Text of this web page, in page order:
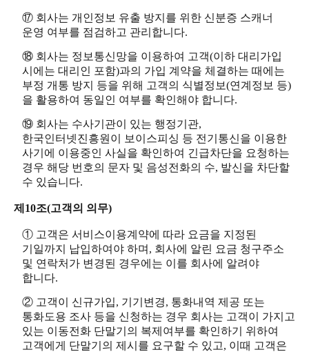
⑰ 회사는 개인정보 유출 방지를 위한 신분증 스캐너
운영 여부를 점검하고 관리합니다.
⑱ 회사는 정보통신망을 이용하여 고객(이하 대리가입
시에는 대리인 포함)과의 가입 계약을 체결하는 때에는
부정 개통 방지 등을 위해 고객의 식별정보(연계정보 등)
을 활용하여 동일인 여부를 확인해야 합니다.
⑲ 회사는 수사기관이 있는 행정기관,
한국인터넷진흥원이 보이스피싱 등 전기통신을 이용한
사기에 이용중인 사실을 확인하여 긴급차단을 요청하는
경우 해당 번호의 문자 및 음성전화의 수, 발신을 차단할
수 있습니다.
제10조(고객의 의무)
① 고객은 서비스이용계약에 따라 요금을 지정된
기일까지 납입하여야 하며, 회사에 알린 요금 청구주소
및 연락처가 변경된 경우에는 이를 회사에 알려야
합니다.
② 고객이 신규가입, 기기변경, 통화내역 제공 또는
통화도용 조사 등을 신청하는 경우 회사는 고객이 가지고
있는 이동전화 단말기의 복제여부를 확인하기 위하여
고객에게 단말기의 제시를 요구할 수 있고, 이때 고객은